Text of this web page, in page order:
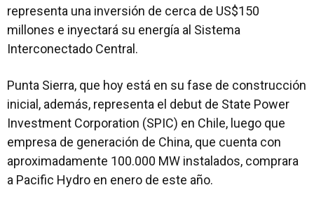
representa una inversión de cerca de US$150
millones e inyectará su energía al Sistema
Interconectado Central.
Punta Sierra, que hoy está en su fase de construcción
inicial, además, representa el debut de State Power
Investment Corporation (SPIC) en Chile, luego que
empresa de generación de China, que cuenta con
aproximadamente 100.000 MW instalados, comprara
a Pacific Hydro en enero de este año.